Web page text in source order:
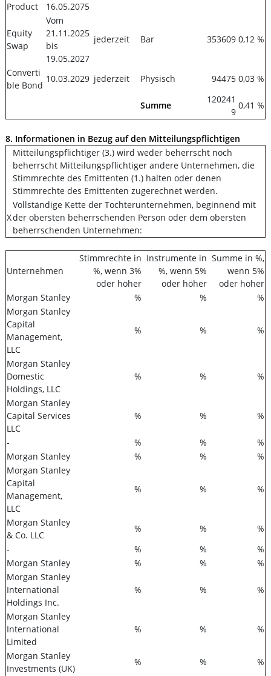
Product 16.05.2075
Equity
Swap
Vom
21.11.2025
bis
19.05.2027
jederzeit Bar 353609 0,12 %
Converti
ble Bond
10.03.2029 jederzeit Physisch 94475 0,03 %
Summe
120241
9
0,41 %
8. Informationen in Bezug auf den Mitteilungspflichtigen
Mitteilungspflichtiger (3.) wird weder beherrscht noch
beherrscht Mitteilungspflichtiger andere Unternehmen, die
Stimmrechte des Emittenten (1.) halten oder denen
Stimmrechte des Emittenten zugerechnet werden.
X
Vollständige Kette der Tochterunternehmen, beginnend mit
der obersten beherrschenden Person oder dem obersten
beherrschenden Unternehmen:
Unternehmen
Stimmrechte in
%, wenn 3%
oder höher
Instrumente in
%, wenn 5%
oder höher
Summe in %,
wenn 5%
oder höher
Morgan Stanley
% %
%
Morgan Stanley
Capital
Management,
LLC
% % %
Morgan Stanley
Domestic
Holdings, LLC
% % %
Morgan Stanley
Capital Services
LLC
% % %
- % %
%
Morgan Stanley
% %
%
Morgan Stanley
Capital
Management,
LLC
% % %
Morgan Stanley
& Co. LLC
% %
%
-
% %
%
Morgan Stanley
% %
%
Morgan Stanley
International
Holdings Inc.
% % %
Morgan Stanley
International
Limited
% % %
Morgan Stanley
Investments (UK)
% %
%